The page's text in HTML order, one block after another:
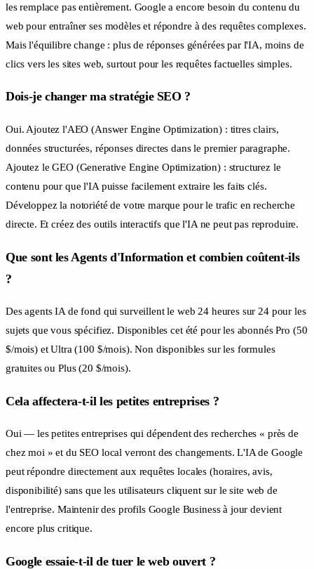
les remplace pas entièrement. Google a encore besoin du contenu du
web pour entraîner ses modèles et répondre à des requêtes complexes.
Mais l'équilibre change : plus de réponses générées par l'IA, moins de
clics vers les sites web, surtout pour les requêtes factuelles simples.
Dois-je changer ma stratégie SEO ?
Oui. Ajoutez l'AEO (Answer Engine Optimization) : titres clairs,
données structurées, réponses directes dans le premier paragraphe.
Ajoutez le GEO (Generative Engine Optimization) : structurez le
contenu pour que l'IA puisse facilement extraire les faits clés.
Développez la notoriété de votre marque pour le trafic en recherche
directe. Et créez des outils interactifs que l'IA ne peut pas reproduire.
Que sont les Agents d'Information et combien coûtent-ils
?
Des agents IA de fond qui surveillent le web 24 heures sur 24 pour les
sujets que vous spécifiez. Disponibles cet été pour les abonnés Pro (50
$/mois) et Ultra (100 $/mois). Non disponibles sur les formules
gratuites ou Plus (20 $/mois).
Cela affectera-t-il les petites entreprises ?
Oui — les petites entreprises qui dépendent des recherches « près de
chez moi » et du SEO local verront des changements. L'IA de Google
peut répondre directement aux requêtes locales (horaires, avis,
disponibilité) sans que les utilisateurs cliquent sur le site web de
l'entreprise. Maintenir des profils Google Business à jour devient
encore plus critique.
Google essaie-t-il de tuer le web ouvert ?